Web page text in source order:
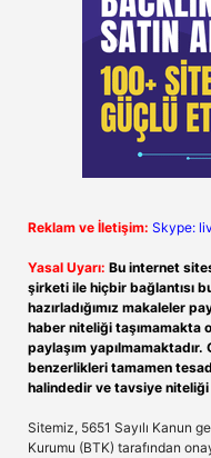
Reklam ve İletişim: Skype:
Yasal Uyarı: Bu internet
şirketi ile hiçbir bağlantısı
hazırladığımız makaleler
haber niteliği taşımamakta
paylaşım
benzerlikleri tamamen
halindedir ve tavsiye niteliği
Sitemiz, 5651 Sayılı Kanun
Kurumu (BTK) tarafından